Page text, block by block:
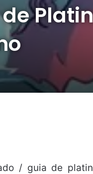
de
/ guia de